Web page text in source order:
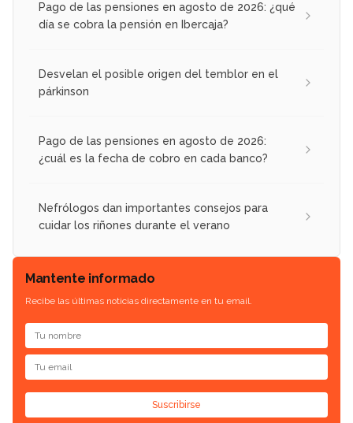
Pago de las pensiones en agosto de 2026: ¿qué
día se cobra la pensión en Ibercaja?
Desvelan el posible origen del temblor en el
párkinson
Pago de las pensiones en agosto de 2026:
¿cuál es la fecha de cobro en cada banco?
Nefrólogos dan importantes consejos para
cuidar los riñones durante el verano
Mantente informado
Recibe las últimas noticias directamente en tu email.
Suscribirse